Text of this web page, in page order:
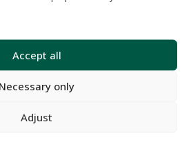
Accept all
Necessary only
Adjustje financirana